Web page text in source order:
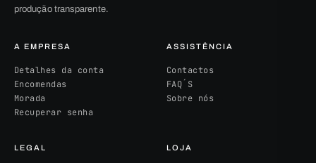
produção transparente.
A EMPRESA
Detalhes da conta
Encomendas
Morada
Recuperar senha
ASSISTÊNCIA
Contactos
FAQ´S
Sobre nós
LEGAL LOJA